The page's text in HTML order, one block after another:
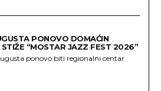
PONOVO DOMAĆIN
“MOSTAR JAZZ FEST 2026”
ponovo biti regionalni centar